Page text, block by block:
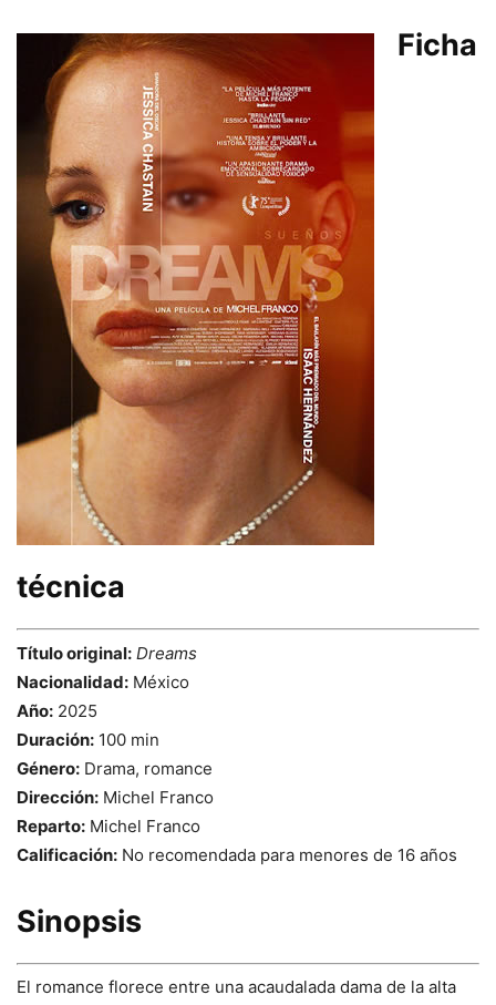
Ficha
técnica
Título original: Dreams
Nacionalidad: México
Año: 2025
Duración: 100 min
Género: Drama, romance
Dirección: Michel Franco
Reparto: Michel Franco
Calificación: No recomendada para menores de 16 años
Sinopsis
El romance florece entre una acaudalada dama de la alta